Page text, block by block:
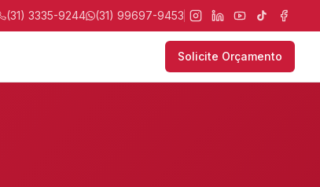
(31) 3335-9244 (31) 99697-9453
Solicite Orçamento